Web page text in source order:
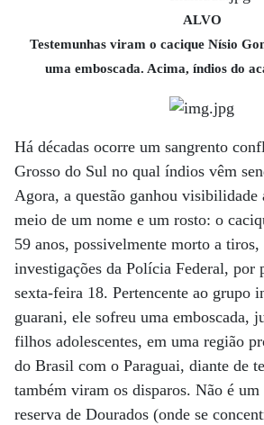
ALVO
Testemunhas viram o cacique Nísio
uma emboscada. Acima, índios do
Há décadas ocorre um sangrento
Grosso do Sul no qual índios vêm
Agora, a questão ganhou
meio de um nome e um rosto: o
59 anos, possivelmente morto a tiros,
investigações da Polícia Federal, por
sexta-feira 18. Pertencente ao grupo
guarani, ele sofreu uma emboscada,
filhos adolescentes, em uma região
do Brasil com o Paraguai, diante de
também viram os disparos. Não é um
reserva de Dourados (onde se